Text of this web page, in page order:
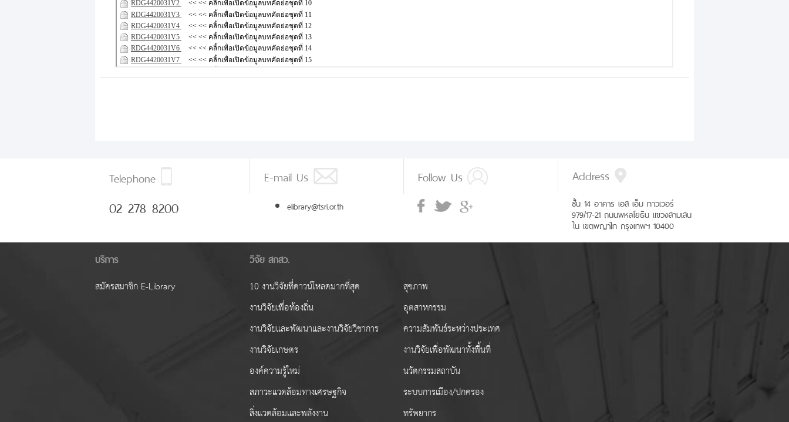
Telephone
02 278 8200
E-mail Us
elibrary@tsri.or.th
Follow Us Address
ชั้น 14 อาคาร เอส เอ็ม ทาวเวอร์
979/17-21 ถนนพหลโยธิน แขวงสามเสน
ใน เขตพญาไท กรุงเทพฯ 10400
บริการ
สมัครสมาชิก E-Library
วิจัย สกสว.
10 งานวิจัยที่ดาวน์โหลดมากที่สุด
งานวิจัยเพื่อท้องถิ่น
งานวิจัยและพัฒนาและงานวิจัยวิชาการ
งานวิจัยเกษตร
องค์ความรู้ใหม่
สภาวะแวดล้อมทางเศรษฐกิจ
สิ่งแวดล้อมและพลังงาน
สุขภาพ
อุตสาหกรรม
ความสัมพันธ์ระหว่างประเทศ
งานวิจัยเพื่อพัฒนาทั้งพื้นที่
นวัตกรรมสถาบัน
ระบบการเมือง/ปกครอง
ทรัพยากร